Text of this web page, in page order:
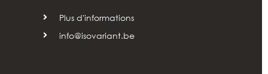
Plus d'informations
info@isovariant.be